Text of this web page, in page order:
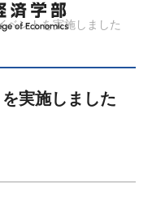
ベントを実施しました
実施しました